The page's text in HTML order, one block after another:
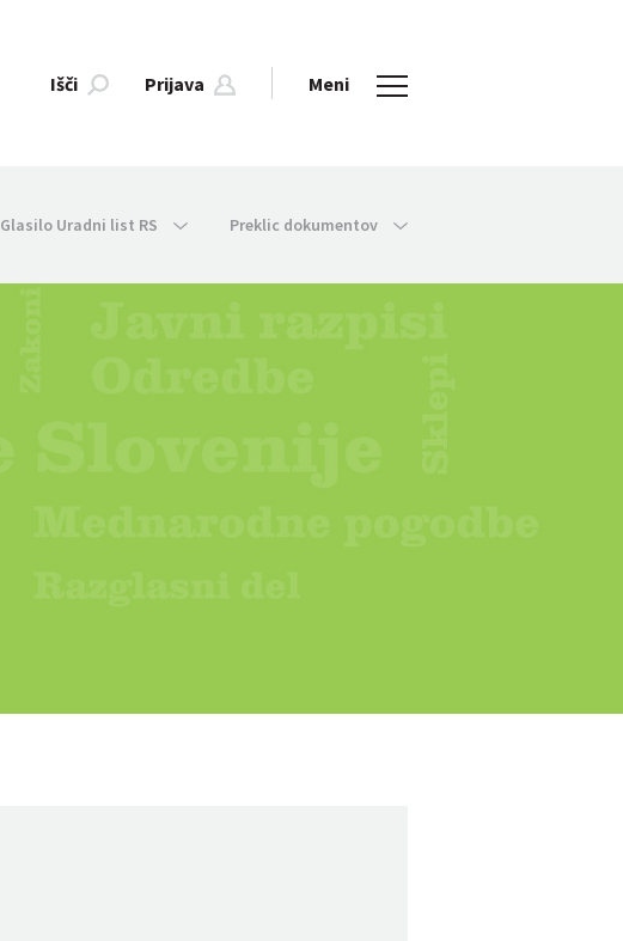
Išči Prijava Meni
Glasilo Uradni list RS Preklic dokumentov